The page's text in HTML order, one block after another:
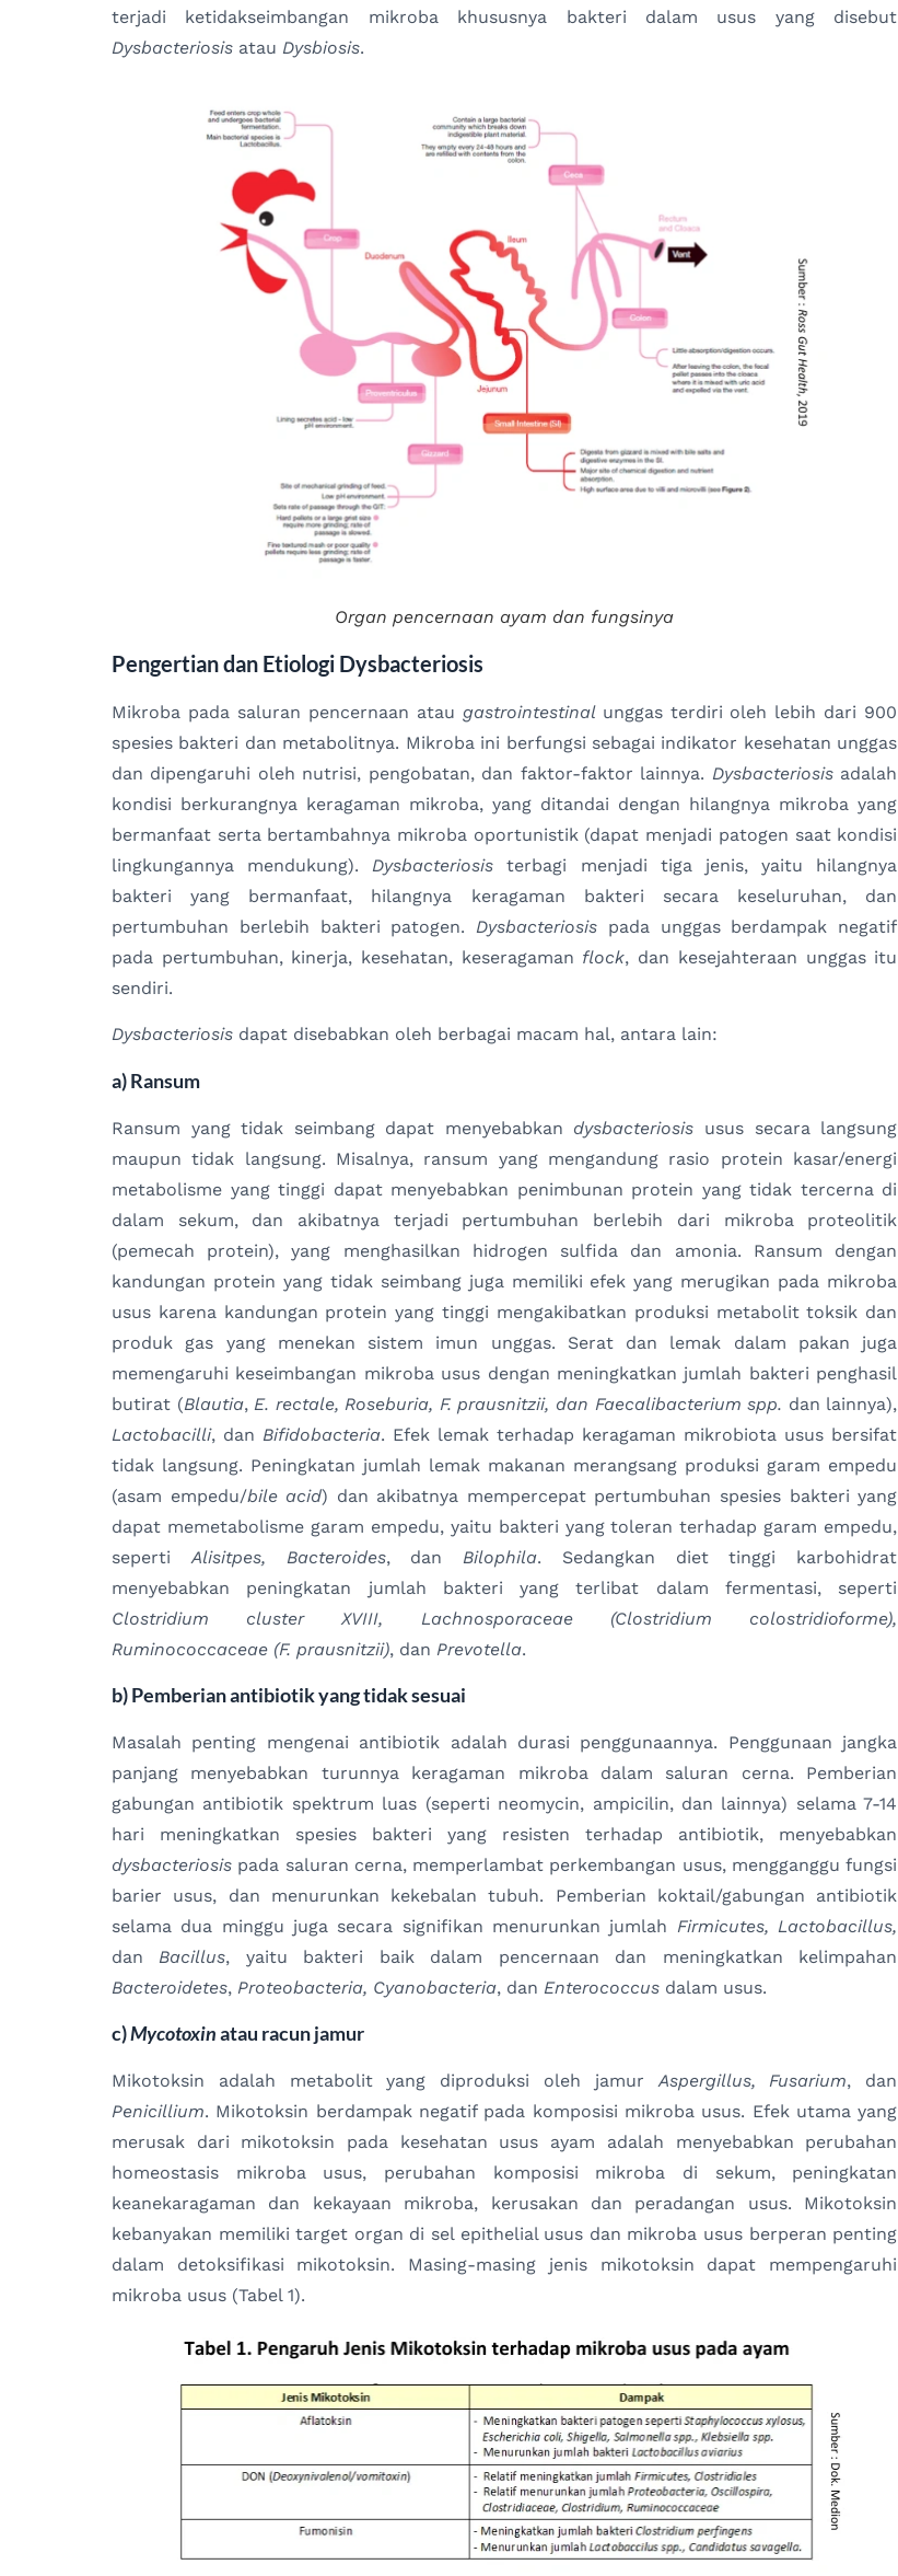
terjadi ketidakseimbangan mikroba khususnya bakteri dalam usus yang disebut
Dysbacteriosis atau Dysbiosis.
Organ pencernaan ayam dan fungsinya
Pengertian dan Etiologi Dysbacteriosis
Mikroba pada saluran pencernaan atau gastrointestinal unggas terdiri oleh lebih dari 900
spesies bakteri dan metabolitnya. Mikroba ini berfungsi sebagai indikator kesehatan unggas
dan dipengaruhi oleh nutrisi, pengobatan, dan faktor-faktor lainnya. Dysbacteriosis adalah
kondisi berkurangnya keragaman mikroba, yang ditandai dengan hilangnya mikroba yang
bermanfaat serta bertambahnya mikroba oportunistik (dapat menjadi patogen saat kondisi
lingkungannya mendukung). Dysbacteriosisterbagi menjadi tiga jenis, yaitu hilangnya
bakteri yang bermanfaat, hilangnya keragaman bakteri secara keseluruhan, dan
pertumbuhan berlebih bakteri patogen. Dysbacteriosis pada unggas berdampak negatif
pada pertumbuhan, kinerja, kesehatan, keseragaman flock, dan kesejahteraan unggas itu
sendiri.
Dysbacteriosis dapat disebabkan oleh berbagai macam hal, antara lain:
a) Ransum
Ransum yang tidak seimbang dapat menyebabkan dysbacteriosis usus secara langsung
maupun tidak langsung. Misalnya, ransum yang mengandung rasio protein kasar/energi
metabolisme yang tinggi dapat menyebabkan penimbunan protein yang tidak tercerna di
dalam sekum, dan akibatnya terjadi pertumbuhan berlebih dari mikroba proteolitik
(pemecah protein), yang menghasilkan hidrogen sulfida dan amonia. Ransum dengan
kandungan protein yang tidak seimbang juga memiliki efek yang merugikan pada mikroba
usus karena kandungan protein yang tinggi mengakibatkan produksi metabolit toksik dan
produk gas yang menekan sistem imun unggas. Serat dan lemak dalam pakan juga
memengaruhi keseimbangan mikroba usus dengan meningkatkan jumlah bakteri penghasil
butirat (Blautia, E. rectale, Roseburia, F. prausnitzii, dan Faecalibacterium spp. dan lainnya),
Lactobacilli, dan Bifidobacteria. Efek lemak terhadap keragaman mikrobiota usus bersifat
tidak langsung. Peningkatan jumlah lemak makanan merangsang produksi garam empedu
(asam empedu/bile acid) dan akibatnya mempercepat pertumbuhan spesies bakteri yang
dapat memetabolisme garam empedu, yaitu bakteri yang toleran terhadap garam empedu,
seperti Alisitpes, Bacteroides, dan Bilophila. Sedangkan diet tinggi karbohidrat
menyebabkan peningkatan jumlah bakteri yang terlibat dalam fermentasi, seperti
Clostridium cluster XVIII, Lachnosporaceae (Clostridium colostridioforme),
Ruminococcaceae (F. prausnitzii), dan Prevotella.
b) Pemberian antibiotik yang tidak sesuai
Masalah penting mengenai antibiotik adalah durasi penggunaannya. Penggunaan jangka
panjang menyebabkan turunnya keragaman mikroba dalam saluran cerna. Pemberian
gabungan antibiotik spektrum luas (seperti neomycin, ampicilin, dan lainnya) selama 7-14
hari meningkatkan spesies bakteri yang resisten terhadap antibiotik, menyebabkan
dysbacteriosis pada saluran cerna, memperlambat perkembangan usus, mengganggu fungsi
barier usus, dan menurunkan kekebalan tubuh. Pemberian koktail/gabungan antibiotik
selama dua minggu juga secara signifikan menurunkan jumlah Firmicutes, Lactobacillus,
danBacillus, yaitu bakteri baik dalam pencernaan dan meningkatkan kelimpahan
Bacteroidetes, Proteobacteria, Cyanobacteria, dan Enterococcus dalam usus.
c)Mycotoxinatau racun jamur
Mikotoksin adalah metabolit yang diproduksi oleh jamurAspergillus, Fusarium, dan
Penicillium. Mikotoksin berdampak negatif pada komposisi mikroba usus. Efek utama yang
merusak dari mikotoksin pada kesehatan usus ayam adalah menyebabkan perubahan
homeostasis mikroba usus, perubahan komposisi mikroba di sekum, peningkatan
keanekaragaman dan kekayaan mikroba, kerusakan dan peradangan usus. Mikotoksin
kebanyakan memiliki target organ di sel epithelial usus dan mikroba usus berperan penting
dalam detoksifikasi mikotoksin. Masing-masing jenis mikotoksin dapat mempengaruhi
mikroba usus (Tabel 1).